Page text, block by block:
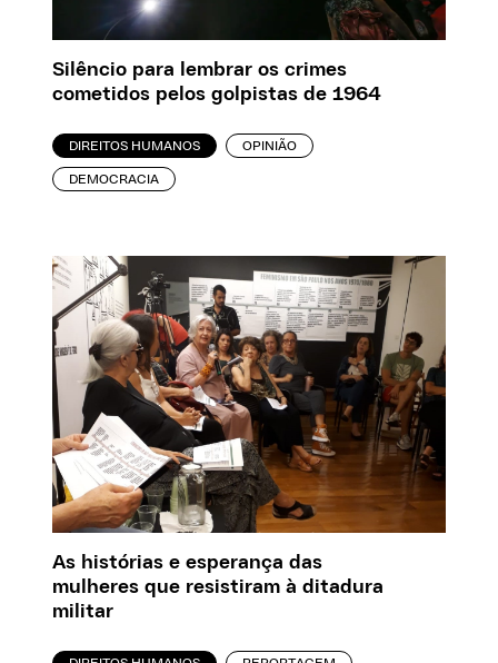
Silêncio para lembrar os crimes
cometidos pelos golpistas de 1964
DIREITOS HUMANOS OPINIÃO
DEMOCRACIA
As histórias e esperança das
mulheres que resistiram à ditadura
militar